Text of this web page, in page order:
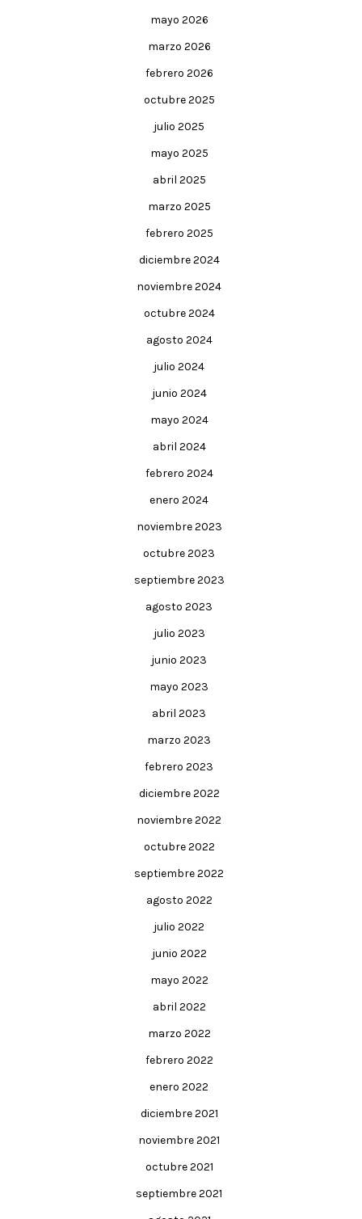
mayo 2026
marzo 2026
febrero 2026
octubre 2025
julio 2025
mayo 2025
abril 2025
marzo 2025
febrero 2025
diciembre 2024
noviembre 2024
octubre 2024
agosto 2024
julio 2024
junio 2024
mayo 2024
abril 2024
febrero 2024
enero 2024
noviembre 2023
octubre 2023
septiembre 2023
agosto 2023
julio 2023
junio 2023
mayo 2023
abril 2023
marzo 2023
febrero 2023
diciembre 2022
noviembre 2022
octubre 2022
septiembre 2022
agosto 2022
julio 2022
junio 2022
mayo 2022
abril 2022
marzo 2022
febrero 2022
enero 2022
diciembre 2021
noviembre 2021
octubre 2021
septiembre 2021